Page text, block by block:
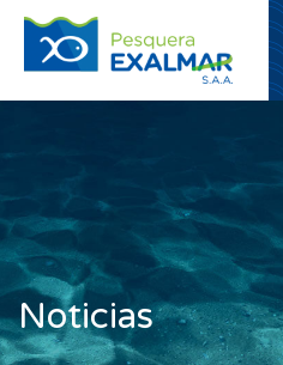
Noticias